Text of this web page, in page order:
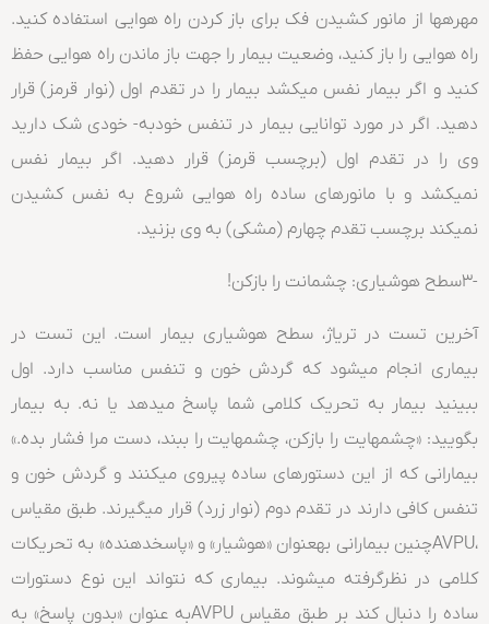
مهرهها از مانور کشیدن فک برای باز کردن راه هوایی استفاده کنید.
راه هوایی را باز کنید، وضعیت بیمار را جهت باز ماندن راه هوایی حفظ
کنید و اگر بیمار نفس میکشد بیمار را در تقدم اول (نوار قرمز) قرار
دهید. اگر در مورد توانایی بیمار در تنفس خودبه- خودی شک دارید
وی را در تقدم اول (برچسب قرمز) قرار دهید. اگر بیمار نفس
نمیکشد و با مانورهای ساده راه هوایی شروع به نفس کشیدن
نمیکند برچسب تقدم چهارم (مشکی) به وی بزنید.
-۳سطح هوشیاری: چشمانت را بازکن!
آخرین تست در تریاژ، سطح هوشیاری بیمار است. این تست در
بیماری انجام میشود که گردش خون و تنفس مناسب دارد. اول
ببینید بیمار به تحریک کلامی شما پاسخ میدهد یا نه. به بیمار
بگویید: «چشمهایت را بازکن، چشمهایت را ببند، دست مرا فشار بده.»
بیمارانی که از این دستورهای ساده پیروی میکنند و گردش خون و
تنفس کافی دارند در تقدم دوم (نوار زرد) قرار میگیرند. طبق مقیاس
،AVPUچنین بیمارانی بهعنوان «هوشیار» و «پاسخدهنده» به تحریکات
کلامی در نظرگرفته میشوند. بیماری که نتواند این نوع دستورات
ساده را دنبال کند بر طبق مقیاس AVPUبه عنوان «بدون پاسخ» به